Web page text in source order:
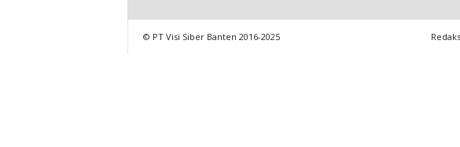
© PT Visi Siber Banten 2016-2025